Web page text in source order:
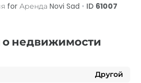
for Аренда Novi Sad • ID 61007
недвижимости
Другой